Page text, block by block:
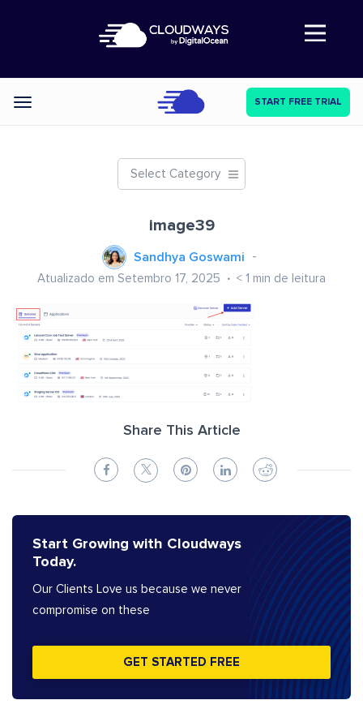
Abre a navegação
Categories START FREE TRIAL
Select Category
image39
Sandhya Goswami
Atualizado em Setembro 17, 2025 < 1 min de leitura
Share This Article
Start Growing with Cloudways
Today.
Our Clients Love us because we never
compromise on these
GET STARTED FREE